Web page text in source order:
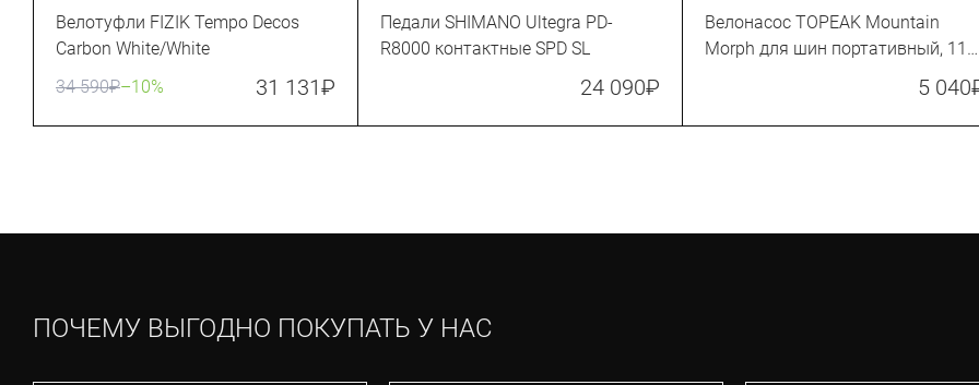
Велотуфли FIZIK Tempo Decos
Carbon White/White
34 590₽–10% 31 131₽
Педали SHIMANO Ultegra PD-
R8000 контактные SPD SL
24 090₽
Велонасос TOPEAK Mountain
Morph для шин портативный, 11
5 040
ПОЧЕМУ ВЫГОДНО ПОКУПАТЬ У НАС